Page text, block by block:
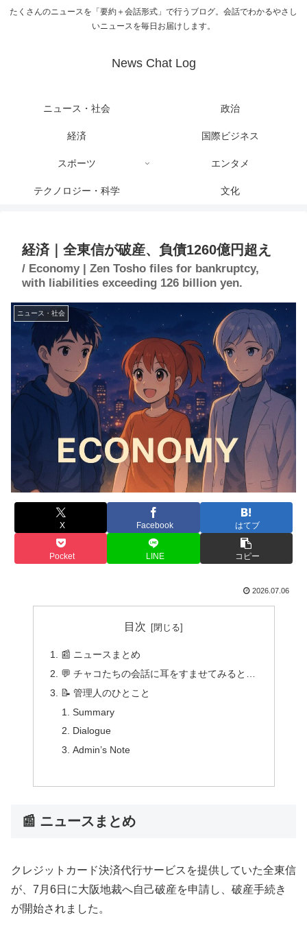
たくさんのニュースを「要約＋会話形式」で行うブログ。会話でわかるやさし
いニュースを毎日お届けします。
News Chat Log
ニュース・社会 政治
経済 国際ビジネス
スポーツ エンタメ
テクノロジー・科学 文化
経済｜全東信が破産、負債1260億円超え
/ Economy | Zen Tosho files for bankruptcy,
with liabilities exceeding 126 billion yen.
ニュース・社会
X Facebook はてブ
Pocket LINE コピー
2026.07.06
目次
📰 ニュースまとめ
💬 チャコたちの会話に耳をすませてみると…
📝 管理人のひとこと
Summary
Dialogue
Admin’s Note
📰 ニュースまとめ
クレジットカード決済代行サービスを提供していた全東信
が、7月6日に大阪地裁へ自己破産を申請し、破産手続き
が開始されました。